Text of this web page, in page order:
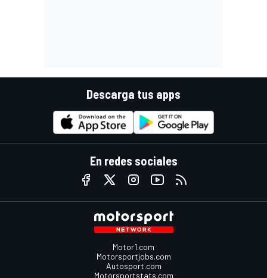
Descarga tus apps
En redes sociales
Motor1.com
Motorsportjobs.com
Autosport.com
Motorsportstats.com